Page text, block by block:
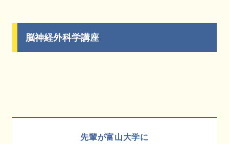
脳神経外科学講座
先輩が富山大学に